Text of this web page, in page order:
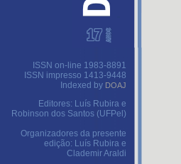
ISSN on-line 1983-8891
ISSN impresso 1413-9448
Indexed by DOAJ
Editores: Luís Rubira e
Robinson dos Santos (UFPel)
Organizadores da presente
edição: Luís Rubira e
Clademir Araldi